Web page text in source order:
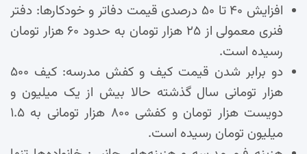
افزایش ۴۰ تا ۵۰ درصدی قیمت دفاتر و خودکارها: دفتر
فنری معمولی از ۲۵ هزار تومان به حدود ۶۰ هزار تومان
رسیده است.
دو برابر شدن قیمت کیف و کفش مدرسه: کیف ۵۰۰
هزار تومانی سال گذشته حالا بیش از یک میلیون و
دویست هزار تومان و کفشی ۸۰۰ هزار تومانی به ۱.۵
میلیون تومان رسیده است.